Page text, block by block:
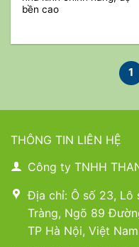
bền cao
1
THÔNG TIN LIÊN HỆ
Công ty TNHH
Địa chỉ: Ô số 23, Lô
Tràng, Ngõ 89
TP Hà Nội, Việt Nam